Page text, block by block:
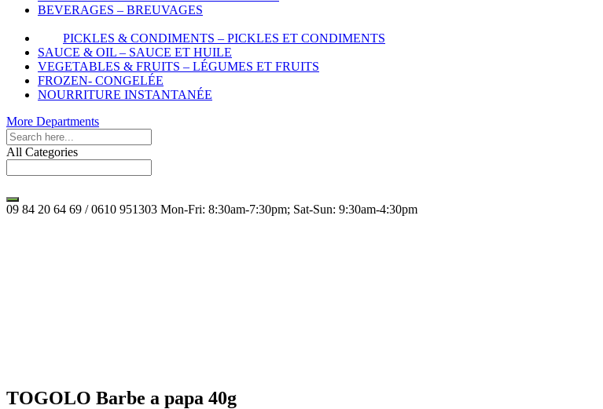
BEVERAGES – BREUVAGES
PICKLES & CONDIMENTS – PICKLES ET CONDIMENTS
SAUCE & OIL – SAUCE ET HUILE
VEGETABLES & FRUITS – LÉGUMES ET FRUITS
FROZEN- CONGELÉE
NOURRITURE INSTANTANÉE
More Departments
All Categories
09 84 20 64 69 / 0610 951303 Mon-Fri: 8:30am-7:30pm; Sat-Sun: 9:30am-4:30pm
TOGOLO Barbe a papa 40g